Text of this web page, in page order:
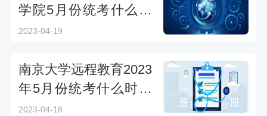
学院5月份统考什么时
候开始？
2023-04-19
南京大学远程教育2023
年5月份统考什么时候
开始？
2023-04-18